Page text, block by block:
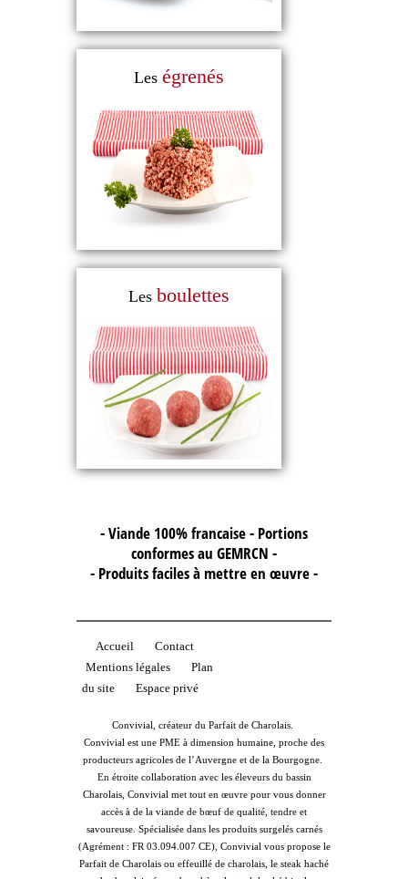
Les égrenés
Les boulettes
- Viande 100% francaise - Portions
conformes au GEMRCN -
- Produits faciles à mettre en œuvre -
Accueil
Contact
Mentions légales
Plan
du site
Espace privé
Convivial, créateur du Parfait de Charolais.
Convivial est une PME à dimension humaine, proche des
producteurs agricoles de l’Auvergne et de la Bourgogne.
En étroite collaboration avec les éleveurs du bassin
Charolais, Convivial met tout en œuvre pour vous donner
accès à de la viande de bœuf de qualité, tendre et
savoureuse. Spécialisée dans les produits surgelés carnés
(Agrément : FR 03.094.007 CE), Convivial vous propose le
Parfait de Charolais ou effeuillé de charolais, le steak haché